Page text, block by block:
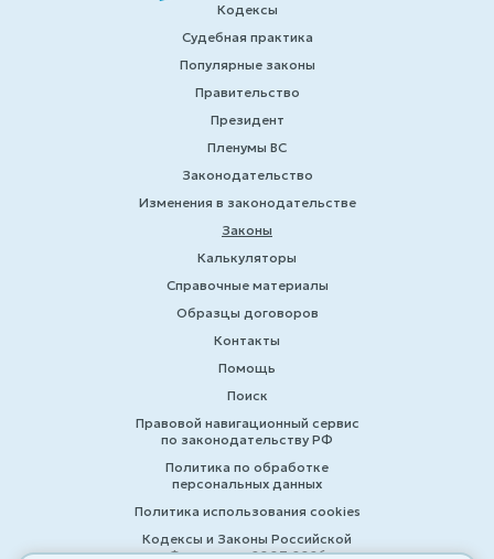
Кодексы
Судебная практика
Популярные законы
Правительство
Президент
Пленумы ВС
Законодательство
Изменения в законодательстве
Законы
Калькуляторы
Справочные материалы
Образцы договоров
Контакты
Помощь
Поиск
Правовой навигационный сервис
по законодательству РФ
Политика по обработке
персональных данных
Политика использования cookies
Кодексы и Законы Российской
Федерации 2007-2026